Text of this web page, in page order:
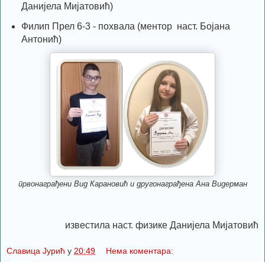
Данијела Мијатовић)
Филип Прел 6-3 - похвала (ментор наст. Бојана
Антонић)
првонаграђени Вид Карановић и другонаграђена Ана Видерман
известила наст. физике Данијела Мијатовић
Славица Јурић у 20:49 Нема коментара: